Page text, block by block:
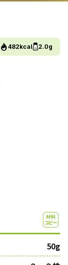
482kcal 2.0g
50g